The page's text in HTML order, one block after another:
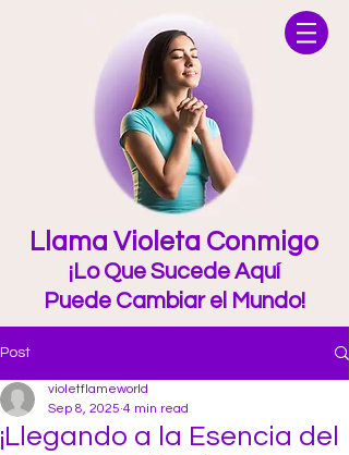
Llama Violeta Conmigo
¡Lo Que Sucede Aquí
Puede Cambiar el Mundo!
Post
¡Llegando a la Esencia del
violetflameworld
Sep 8, 2025 4 min read